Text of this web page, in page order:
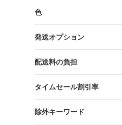
色
発送オプション
配送料の負担
タイムセール割引率
除外キーワード